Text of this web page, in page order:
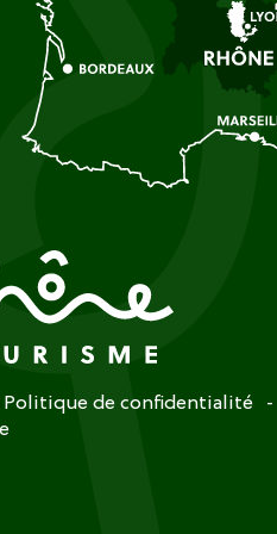
Politique de confidentialité